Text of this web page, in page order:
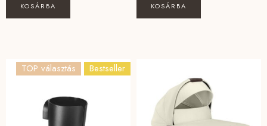
KOSÁRBA KOSÁRBA
TOP választás Bestseller